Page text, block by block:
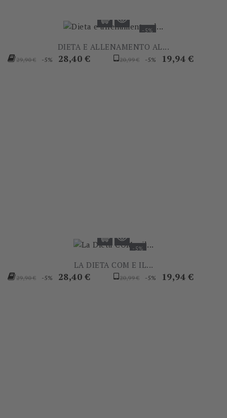
-5%
DIETA E ALLENAMENTO AL...
Prezzo
29,90 € -5% Prezzo
28,40 €
Prezzo
20,99 € -5% Prezzo
19,94 €
-5%
LA DIETA COM E IL...
Prezzo
29,90 € -5% Prezzo
28,40 €
Prezzo
20,99 € -5% Prezzo
19,94 €